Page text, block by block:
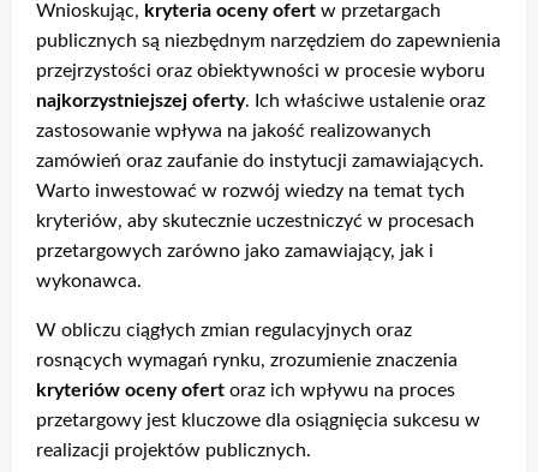
Wnioskując, kryteria oceny ofert w przetargach
publicznych są niezbędnym narzędziem do zapewnienia
przejrzystości oraz obiektywności w procesie wyboru
najkorzystniejszej oferty. Ich właściwe ustalenie oraz
zastosowanie wpływa na jakość realizowanych
zamówień oraz zaufanie do instytucji zamawiających.
Warto inwestować w rozwój wiedzy na temat tych
kryteriów, aby skutecznie uczestniczyć w procesach
przetargowych zarówno jako zamawiający, jak i
wykonawca.
W obliczu ciągłych zmian regulacyjnych oraz
rosnących wymagań rynku, zrozumienie znaczenia
kryteriów oceny ofert oraz ich wpływu na proces
przetargowy jest kluczowe dla osiągnięcia sukcesu w
realizacji projektów publicznych.